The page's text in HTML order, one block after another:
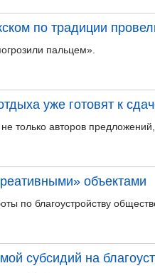
по традиции
пальцем».
уже готовят к
только авторов
объектами
благоустройству
субсидий на